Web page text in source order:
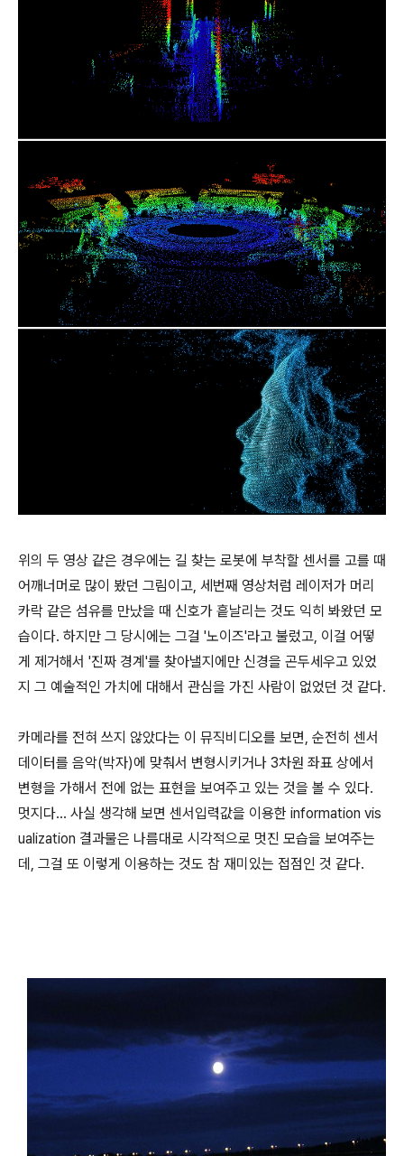
위의 두 영상 같은 경우에는 길 찾는 로봇에 부착할 센서를 고를 때
어깨너머로 많이 봤던 그림이고, 세번째 영상처럼 레이저가 머리
카락 같은 섬유를 만났을 때 신호가 흩날리는 것도 익히 봐왔던 모
습이다. 하지만 그 당시에는 그걸 '노이즈'라고 불렀고, 이걸 어떻
게 제거해서 '진짜 경계'를 찾아낼지에만 신경을 곤두세우고 있었
지 그 예술적인 가치에 대해서 관심을 가진 사람이 없었던 것 같다.
카메라를 전혀 쓰지 않았다는 이 뮤직비디오를 보면, 순전히 센서
데이터를 음악(박자)에 맞춰서 변형시키거나 3차원 좌표 상에서
변형을 가해서 전에 없는 표현을 보여주고 있는 것을 볼 수 있다.
멋지다... 사실 생각해 보면 센서입력값을 이용한 information vis
ualization 결과물은 나름대로 시각적으로 멋진 모습을 보여주는
데, 그걸 또 이렇게 이용하는 것도 참 재미있는 접점인 것 같다.